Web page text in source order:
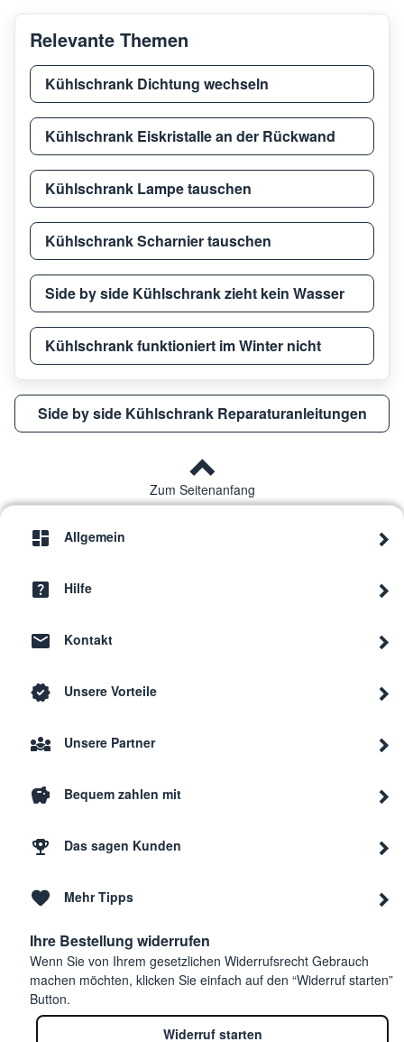
Relevante Themen
Kühlschrank Dichtung wechseln
Kühlschrank Eiskristalle an der Rückwand
Kühlschrank Lampe tauschen
Kühlschrank Scharnier tauschen
Side by side Kühlschrank zieht kein Wasser
Kühlschrank funktioniert im Winter nicht
Side by side Kühlschrank Reparaturanleitungen
Zum Seitenanfang
Allgemein
Hilfe
Kontakt
Unsere Vorteile
Unsere Partner
Bequem zahlen mit
Das sagen Kunden
Mehr Tipps
Ihre Bestellung widerrufen
Wenn Sie von Ihrem gesetzlichen Widerrufsrecht Gebrauch
machen möchten, klicken Sie einfach auf den “Widerruf starten”
Button.
Widerruf starten